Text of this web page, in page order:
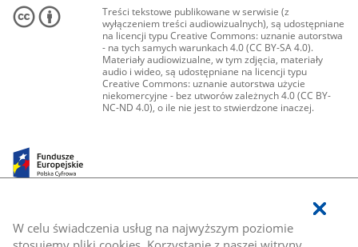
W celu świadczenia usług na najwyższym poziomie
Treści tekstowe publikowane w serwisie (z
wyłączeniem treści audiowizualnych), są udostępniane
na licencji typu Creative Commons: uznanie autorstwa
- na tych samych warunkach 4.0 (CC BY-SA 4.0).
Materiały audiowizualne, w tym zdjęcia, materiały
audio i wideo, są udostępniane na licencji typu
Creative Commons: uznanie autorstwa użycie
niekomercyjne - bez utworów zależnych 4.0 (CC BY-
NC-ND 4.0), o ile nie jest to stwierdzone inaczej.